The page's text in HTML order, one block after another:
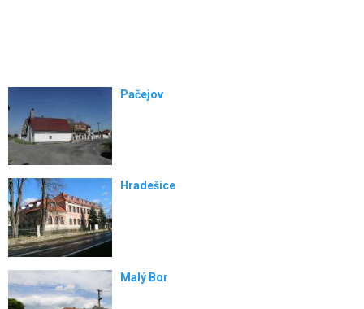
Pačejov
Hradešice
Malý Bor